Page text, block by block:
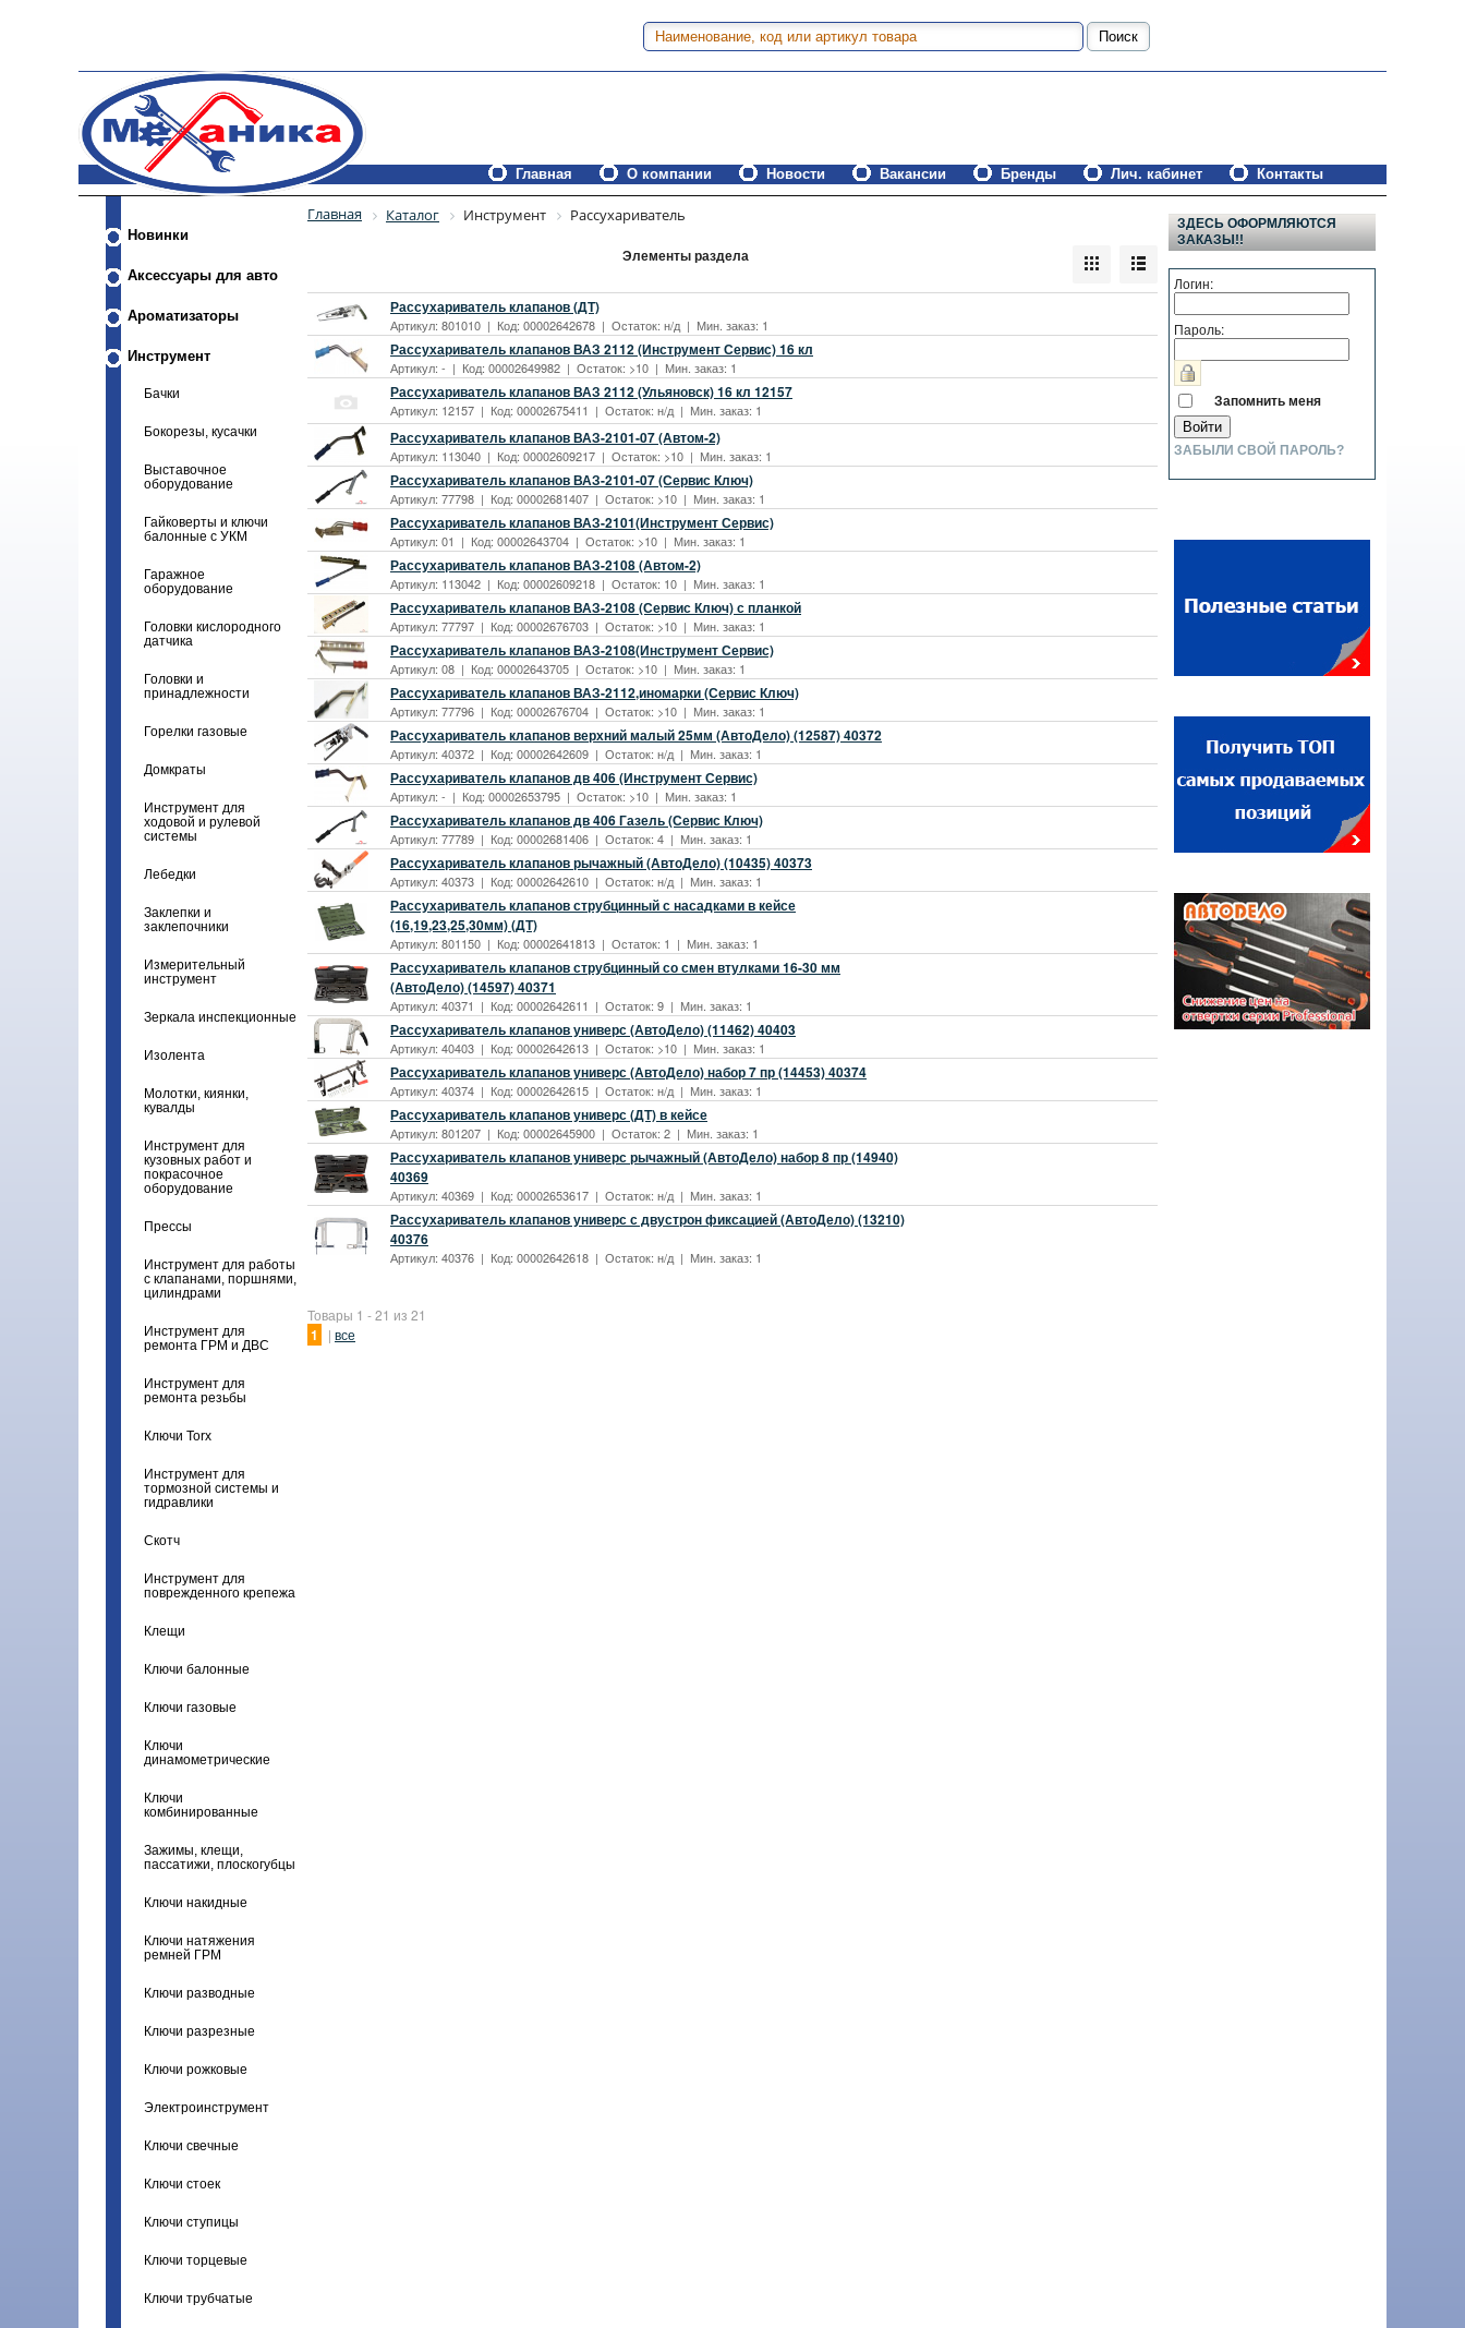
Главная О компании Новости Вакансии Бренды Лич. кабинет Контакты
Новинки
Аксессуары для авто
Ароматизаторы
Инструмент
Бачки
Бокорезы, кусачки
Выставочное
оборудование
Гайковерты и ключи
балонные с УКМ
Гаражное
оборудование
Головки кислородного
датчика
Головки и
принадлежности
Горелки газовые
Домкраты
Инструмент для
ходовой и рулевой
системы
Лебедки
Заклепки и
заклепочники
Измерительный
инструмент
Зеркала инспекционные
Изолента
Молотки, киянки,
кувалды
Инструмент для
кузовных работ и
покрасочное
оборудование
Прессы
Инструмент для работы
с клапанами, поршнями,
цилиндрами
Инструмент для
ремонта ГРМ и ДВС
Инструмент для
ремонта резьбы
Ключи Torx
Инструмент для
тормозной системы и
гидравлики
Скотч
Инструмент для
поврежденного крепежа
Клещи
Ключи балонные
Ключи газовые
Ключи
динамометрические
Ключи
комбинированные
Зажимы, клещи,
пассатижи, плоскогубцы
Ключи накидные
Ключи натяжения
ремней ГРМ
Ключи разводные
Ключи разрезные
Ключи рожковые
Электроинструмент
Ключи свечные
Ключи стоек
Ключи ступицы
Ключи торцевые
Ключи трубчатые
Главная Каталог Инструмент Рассухариватель
Элементы раздела
Рассухариватель клапанов (ДТ)
Артикул: 801010 | Код: 00002642678 | Остаток: н/д | Мин. заказ: 1
Рассухариватель клапанов ВАЗ 2112 (Инструмент Сервис) 16 кл
Артикул: - | Код: 00002649982 | Остаток: >10 | Мин. заказ: 1
Рассухариватель клапанов ВАЗ 2112 (Ульяновск) 16 кл 12157
Артикул: 12157 | Код: 00002675411 | Остаток: н/д | Мин. заказ: 1
Рассухариватель клапанов ВАЗ-2101-07 (Автом-2)
Артикул: 113040 | Код: 00002609217 | Остаток: >10 | Мин. заказ: 1
Рассухариватель клапанов ВАЗ-2101-07 (Сервис Ключ)
Артикул: 77798 | Код: 00002681407 | Остаток: >10 | Мин. заказ: 1
Рассухариватель клапанов ВАЗ-2101(Инструмент Сервис)
Артикул: 01 | Код: 00002643704 | Остаток: >10 | Мин. заказ: 1
Рассухариватель клапанов ВАЗ-2108 (Автом-2)
Артикул: 113042 | Код: 00002609218 | Остаток: 10 | Мин. заказ: 1
Рассухариватель клапанов ВАЗ-2108 (Сервис Ключ) с планкой
Артикул: 77797 | Код: 00002676703 | Остаток: >10 | Мин. заказ: 1
Рассухариватель клапанов ВАЗ-2108(Инструмент Сервис)
Артикул: 08 | Код: 00002643705 | Остаток: >10 | Мин. заказ: 1
Рассухариватель клапанов ВАЗ-2112,иномарки (Сервис Ключ)
Артикул: 77796 | Код: 00002676704 | Остаток: >10 | Мин. заказ: 1
Рассухариватель клапанов верхний малый 25мм (АвтоДело) (12587) 40372
Артикул: 40372 | Код: 00002642609 | Остаток: н/д | Мин. заказ: 1
Рассухариватель клапанов дв 406 (Инструмент Сервис)
Артикул: - | Код: 00002653795 | Остаток: >10 | Мин. заказ: 1
Рассухариватель клапанов дв 406 Газель (Сервис Ключ)
Артикул: 77789 | Код: 00002681406 | Остаток: 4 | Мин. заказ: 1
Рассухариватель клапанов рычажный (АвтоДело) (10435) 40373
Артикул: 40373 | Код: 00002642610 | Остаток: н/д | Мин. заказ: 1
Рассухариватель клапанов струбцинный с насадками в кейсе
(16,19,23,25,30мм) (ДТ)
Артикул: 801150 | Код: 00002641813 | Остаток: 1 | Мин. заказ: 1
Рассухариватель клапанов струбцинный со смен втулками 16-30 мм
(АвтоДело) (14597) 40371
Артикул: 40371 | Код: 00002642611 | Остаток: 9 | Мин. заказ: 1
Рассухариватель клапанов универс (АвтоДело) (11462) 40403
Артикул: 40403 | Код: 00002642613 | Остаток: >10 | Мин. заказ: 1
Рассухариватель клапанов универс (АвтоДело) набор 7 пр (14453) 40374
Артикул: 40374 | Код: 00002642615 | Остаток: н/д | Мин. заказ: 1
Рассухариватель клапанов универс (ДТ) в кейсе
Артикул: 801207 | Код: 00002645900 | Остаток: 2 | Мин. заказ: 1
Рассухариватель клапанов универс рычажный (АвтоДело) набор 8 пр (14940)
40369
Артикул: 40369 | Код: 00002653617 | Остаток: н/д | Мин. заказ: 1
Рассухариватель клапанов универс с двустрон фиксацией (АвтоДело) (13210)
40376
Артикул: 40376 | Код: 00002642618 | Остаток: н/д | Мин. заказ: 1
Товары 1 - 21 из 21
1 | все
ЗДЕСЬ ОФОРМЛЯЮТСЯ
ЗАКАЗЫ!!
Логин:
Пароль:
Запомнить меня
ЗАБЫЛИ СВОЙ ПАРОЛЬ?